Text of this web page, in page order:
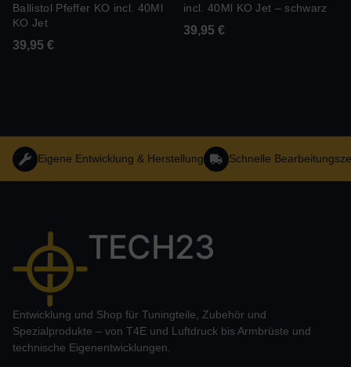
Ballistol Pfeffer KO incl. 40Ml
KO Jet
39,95 €
incl. 40Ml KO Jet – schwarz
39,95 €
Eigene Entwicklung & Herstellung Schnelle
TECH23
Entwicklung und Shop für Tuningteile, Zubehör und
Spezialprodukte – von T4E und Luftdruck bis Armbrüste und
technische Eigenentwicklungen.